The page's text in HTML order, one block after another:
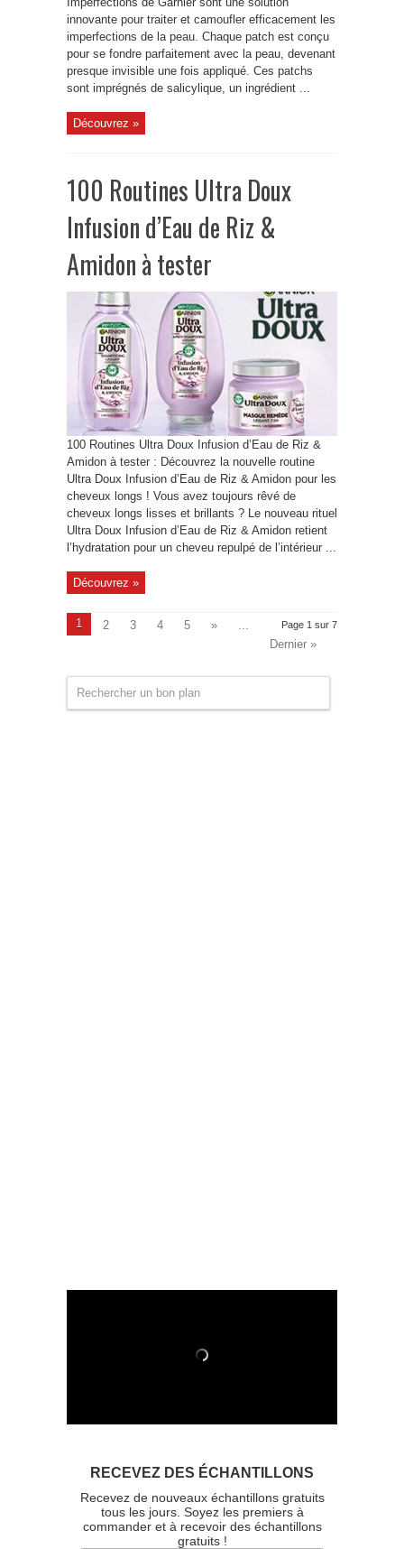
innovante pour traiter et camoufler efficacement les
imperfections de la peau. Chaque patch est conçu
pour se fondre parfaitement avec la peau, devenant
presque invisible une fois appliqué. Ces patchs
sont imprégnés de salicylique, un ingrédient ...
Découvrez »
100 Routines Ultra Doux
Infusion d’Eau de Riz &
Amidon à tester
100 Routines Ultra Doux Infusion d’Eau de Riz &
Amidon à tester : Découvrez la nouvelle routine
Ultra Doux Infusion d’Eau de Riz & Amidon pour les
cheveux longs ! Vous avez toujours rêvé de
cheveux longs lisses et brillants ? Le nouveau rituel
Ultra Doux Infusion d’Eau de Riz & Amidon retient
l’hydratation pour un cheveu repulpé de l’intérieur ...
Découvrez »
Page 1 sur 7
1 2 3 4 5 »
...
Dernier »
RECEVEZ DES ÉCHANTILLONS
Recevez de nouveaux échantillons gratuits
tous les jours. Soyez les premiers à
commander et à recevoir des échantillons
gratuits !